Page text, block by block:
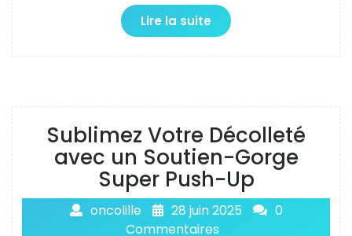
Lire la suite
Sublimez Votre Décolleté
avec un Soutien-Gorge
Super Push-Up
oncolille 28 juin 2025
0
Commentaires